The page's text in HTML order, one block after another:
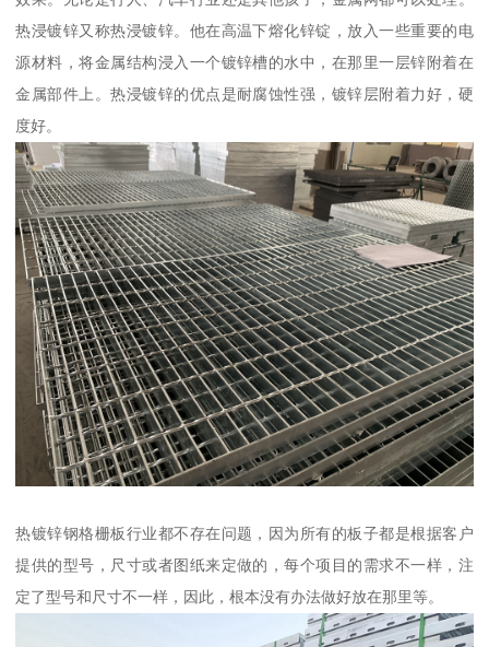
热浸镀锌又称热浸镀锌。他在高温下熔化锌锭，放入一些重要的电
源材料，将金属结构浸入一个镀锌槽的水中，在那里一层锌附着在
金属部件上。热浸镀锌的优点是耐腐蚀性强，镀锌层附着力好，硬
度好。
热镀锌钢格栅板行业都不存在问题，因为所有的板子都是根据客户
提供的型号，尺寸或者图纸来定做的，每个项目的需求不一样，注
定了型号和尺寸不一样，因此，根本没有办法做好放在那里等。